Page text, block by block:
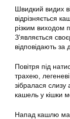
Швидкий видих
відрізняється
різким виходом
З’являється
відповідають за
Повітря під
трахею,
зібралася слизу
кашель у кішки
Напад кашлю має